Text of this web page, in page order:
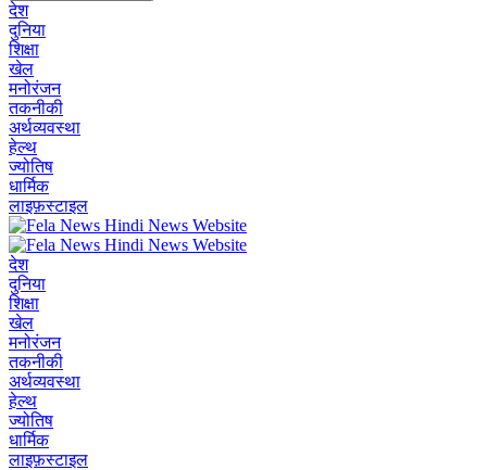
देश
दुनिया
शिक्षा
खेल
मनोरंजन
तकनीकी
अर्थव्यवस्था
हेल्थ
ज्योतिष
धार्मिक
लाइफ़स्टाइल
देश
दुनिया
शिक्षा
खेल
मनोरंजन
तकनीकी
अर्थव्यवस्था
हेल्थ
ज्योतिष
धार्मिक
लाइफ़स्टाइल